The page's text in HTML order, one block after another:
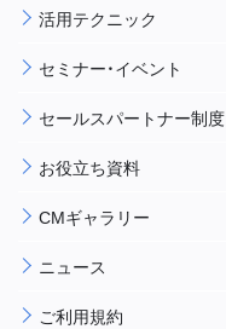
活用テクニック
セミナー・イベント
セールスパートナー制度
お役立ち資料
CMギャラリー
ニュース
ご利用規約